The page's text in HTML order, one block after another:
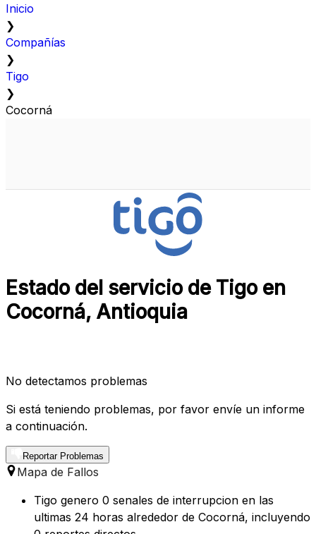
Inicio
❯
Compañías
❯
Tigo
❯
Cocorná
Estado del servicio de Tigo en
Cocorná, Antioquia
No detectamos problemas
Si está teniendo problemas, por favor envíe un informe
a continuación.
Reportar Problemas
Mapa de Fallos
Tigo genero 0 senales de interrupcion en las
ultimas 24 horas alrededor de Cocorná, incluyendo